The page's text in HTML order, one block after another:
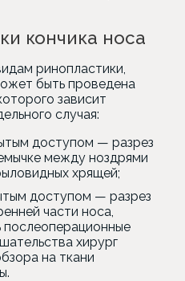
кончика носа
ринопластики,
быть проведена
зависит
случая:
доступом — разрез
между ноздрями
хрящей;
доступом — разрез
части носа,
послеоперационные
хирург
на ткани